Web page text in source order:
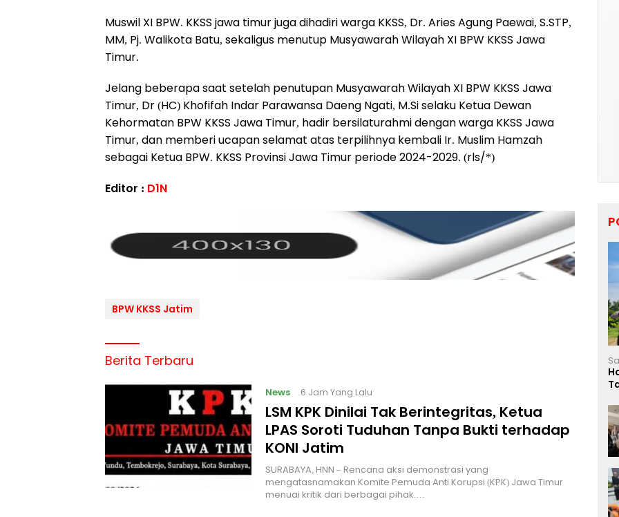
Muswil XI BPW. KKSS jawa timur juga dihadiri warga KKSS, Dr. Aries Agung Paewai, S.STP,
MM, Pj. Walikota Batu, sekaligus menutup Musyawarah Wilayah XI BPW KKSS Jawa
Timur.
Jelang beberapa saat setelah penutupan Musyawarah Wilayah XI BPW KKSS Jawa
Timur, Dr (HC) Khofifah Indar Parawansa Daeng Ngati, M.Si selaku Ketua Dewan
Kehormatan BPW KKSS Jawa Timur, hadir bersilaturahmi dengan warga KKSS Jawa
Timur, dan memberi ucapan selamat atas terpilihnya kembali Ir. Muslim Hamzah
sebagai Ketua BPW. KKSS Provinsi Jawa Timur periode 2024-2029. (rls/*)
Editor : D1N
BPW KKSS Jatim
Berita Terbaru
News 6 Jam Yang Lalu
LSM KPK Dinilai Tak Berintegritas, Ketua
LPAS Soroti Tuduhan Tanpa Bukti terhadap
KONI Jatim
SURABAYA, HNN – Rencana aksi demonstrasi yang
mengatasnamakan Komite Pemuda Anti Korupsi (KPK) Jawa Timur
menuai kritik dari berbagai pihak.…